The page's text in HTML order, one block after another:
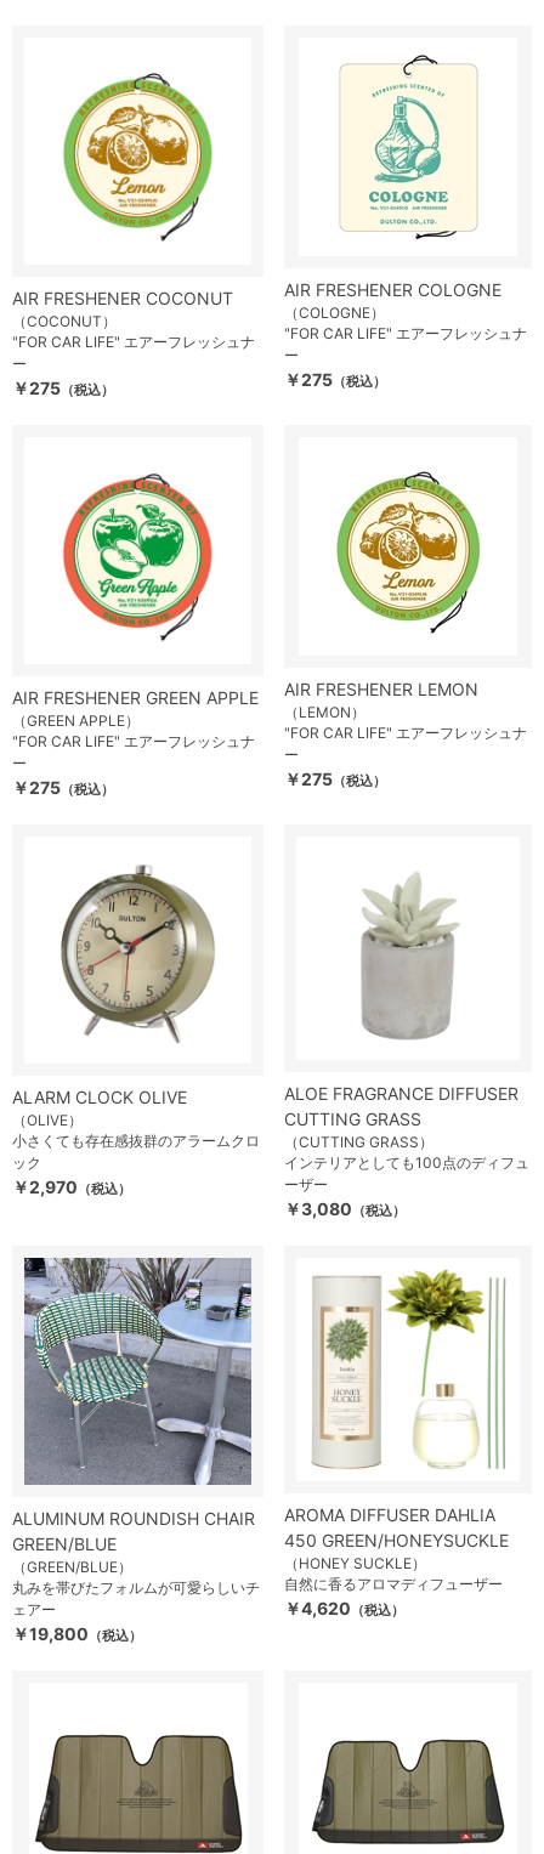
AIR FRESHENER COCONUT
（COCONUT）
"FOR CAR LIFE" エアーフレッシュナ
ー
￥275 （税込）
AIR FRESHENER COLOGNE
（COLOGNE）
"FOR CAR LIFE" エアーフレッシュナ
ー
￥275 （税込）
AIR FRESHENER GREEN APPLE
（GREEN APPLE）
"FOR CAR LIFE" エアーフレッシュナ
ー
￥275 （税込）
AIR FRESHENER LEMON
（LEMON）
"FOR CAR LIFE" エアーフレッシュナ
ー
￥275 （税込）
ALARM CLOCK OLIVE
（OLIVE）
小さくても存在感抜群のアラームクロ
ック
￥2,970 （税込）
ALOE FRAGRANCE DIFFUSER
CUTTING GRASS
（CUTTING GRASS）
インテリアとしても100点のディフュ
ーザー
￥3,080 （税込）
ALUMINUM ROUNDISH CHAIR
GREEN/BLUE
（GREEN/BLUE）
丸みを帯びたフォルムが可愛らしいチ
ェアー
￥19,800 （税込）
AROMA DIFFUSER DAHLIA
450 GREEN/HONEYSUCKLE
（HONEY SUCKLE）
自然に香るアロマディフューザー
￥4,620 （税込）